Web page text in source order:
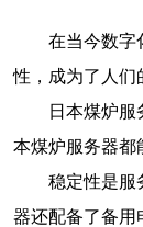
在当今数字
性，成为了人们
日本煤炉
本煤炉服务器都
稳定性是服
器还配备了备用